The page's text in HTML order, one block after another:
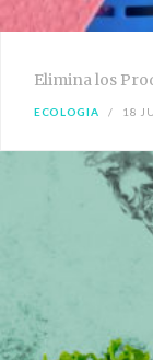
Elimina los
ECOLOGIA 18